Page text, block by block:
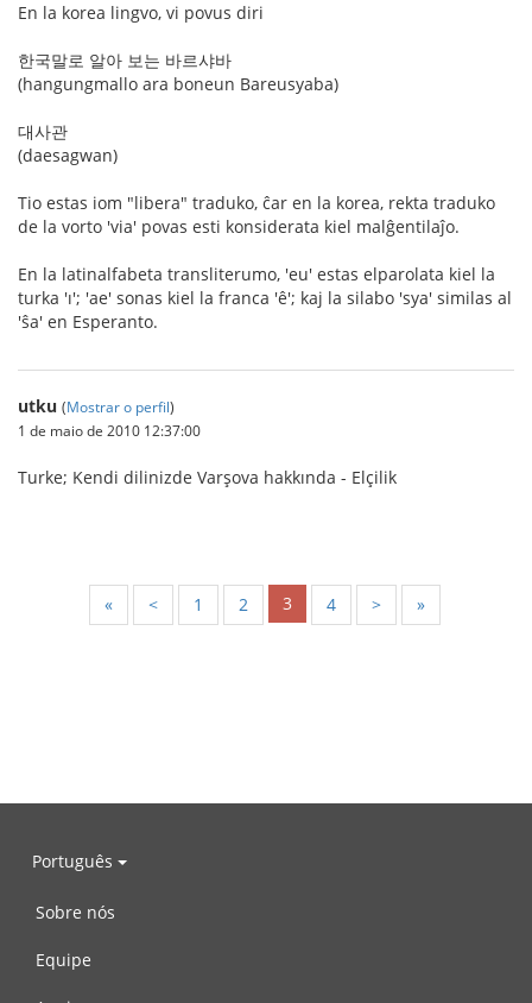
En la korea lingvo, vi povus diri
한국말로 알아 보는 바르샤바
(hangungmallo ara boneun Bareusyaba)
대사관
(daesagwan)
Tio estas iom "libera" traduko, ĉar en la korea, rekta traduko
de la vorto 'via' povas esti konsiderata kiel malĝentilaĵo.
En la latinalfabeta transliterumo, 'eu' estas elparolata kiel la
turka 'ı'; 'ae' sonas kiel la franca 'ê'; kaj la silabo 'sya' similas al
'ŝa' en Esperanto.
utku (Mostrar o perfil)
1 de maio de 2010 12:37:00
Turke; Kendi dilinizde Varşova hakkında - Elçilik
« < 1 2 3 4 > »
Português
Sobre nós
Equipe